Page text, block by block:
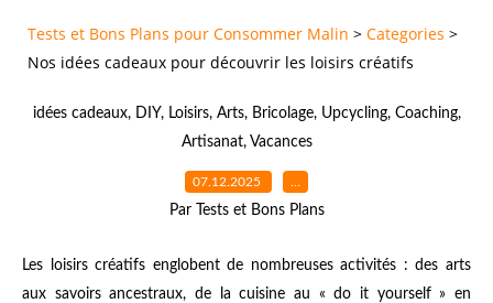
Tests et Bons Plans pour Consommer Malin > Categories >
Nos idées cadeaux pour découvrir les loisirs créatifs
idées cadeaux, DIY, Loisirs, Arts, Bricolage, Upcycling, Coaching,
Artisanat, Vacances
07.12.2025 …
Par Tests et Bons Plans
Les loisirs créatifs englobent de nombreuses activités : des arts
aux savoirs ancestraux, de la cuisine au « do it yourself » en